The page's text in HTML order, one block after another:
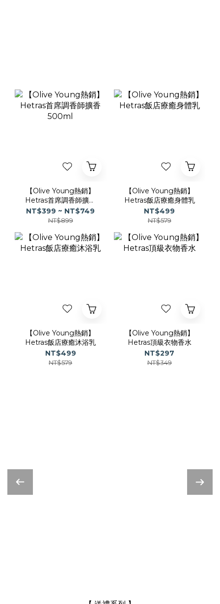
【Olive Young熱銷】
Hetras首席調香師擴香
500ml
NT$399 ~ NT$749
NT$899
【Olive Young熱銷】
Hetras飯店療癒身體乳
NT$499
NT$579
【Olive Young熱銷】
Hetras飯店療癒沐浴乳
NT$499
NT$579
【Olive Young熱銷】
Hetras頂級衣物香水
NT$297
NT$349